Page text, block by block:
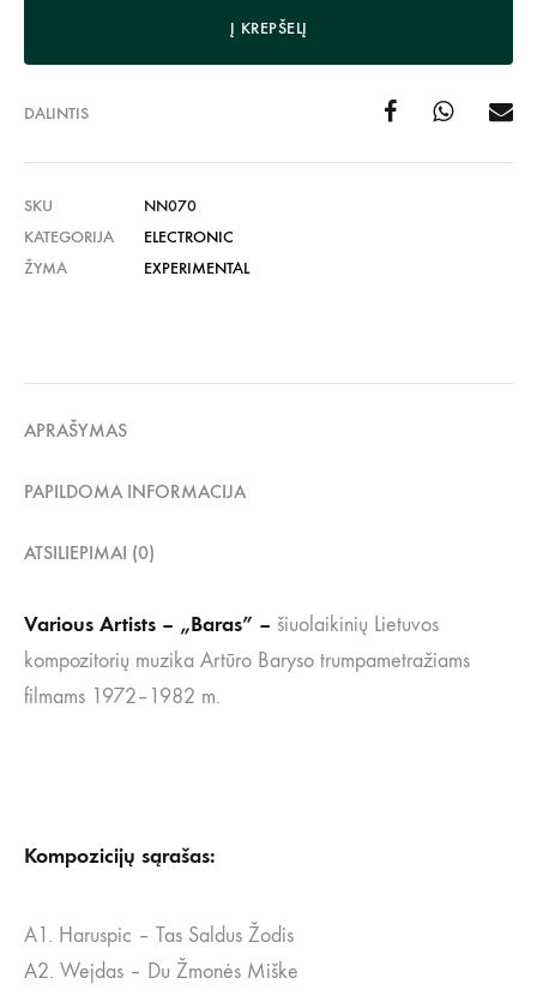
Į KREPŠELĮ
DALINTIS
SKU
NN070
KATEGORIJA
ELECTRONIC
ŽYMA
EXPERIMENTAL
APRAŠYMAS
PAPILDOMA INFORMACIJA
ATSILIEPIMAI (0)
Various Artists – „Baras” – šiuolaikinių Lietuvos
kompozitorių muzika Artūro Baryso trumpametražiams
filmams 1972–1982 m.
Kompozicijų sąrašas:
A1. Haruspic – Tas Saldus Žodis
A2. Wejdas – Du Žmonės Miške